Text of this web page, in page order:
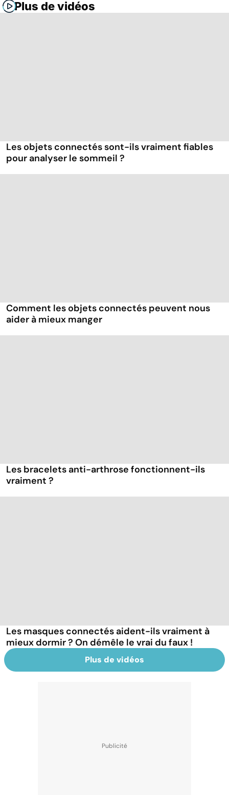
Plus de vidéos
Les objets connectés sont-ils vraiment fiables
pour analyser le sommeil ?
Comment les objets connectés peuvent nous
aider à mieux manger
Les bracelets anti-arthrose fonctionnent-ils
vraiment ?
Les masques connectés aident-ils vraiment à
mieux dormir ? On démêle le vrai du faux !
Plus de vidéos